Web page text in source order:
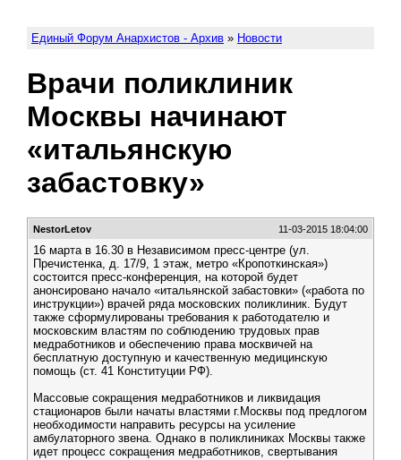
Единый Форум Анархистов - Архив » Новости
Врачи поликлиник
Москвы начинают
«итальянскую
забастовку»
NestorLetov 11-03-2015 18:04:00
16 марта в 16.30 в Независимом пресс-центре (ул.
Пречистенка, д. 17/9, 1 этаж, метро «Кропоткинская»)
состоится пресс-конференция, на которой будет
анонсировано начало «итальянской забастовки» («работа по
инструкции») врачей ряда московских поликлиник. Будут
также сформулированы требования к работодателю и
московским властям по соблюдению трудовых прав
медработников и обеспечению права москвичей на
бесплатную доступную и качественную медицинскую
помощь (ст. 41 Конституции РФ).
Массовые сокращения медработников и ликвидация
стационаров были начаты властями г.Москвы под предлогом
необходимости направить ресурсы на усиление
амбулаторного звена. Однако в поликлиниках Москвы также
идет процесс сокращения медработников, свертывания